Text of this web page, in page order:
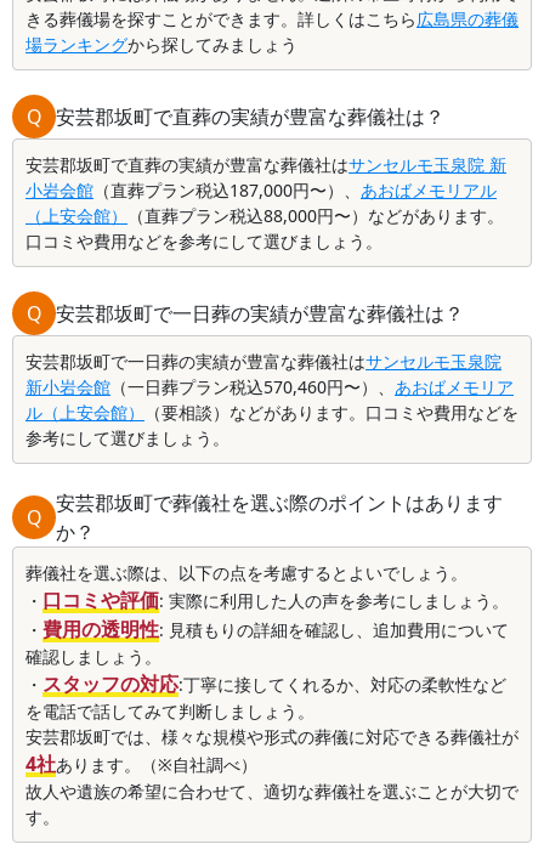
きる葬儀場を探すことができます。詳しくはこちら広島県の葬儀
場ランキングから探してみましょう
Q 安芸郡坂町で直葬の実績が豊富な葬儀社は？
安芸郡坂町で直葬の実績が豊富な葬儀社はサンセルモ玉泉院 新
小岩会館 （直葬プラン税込187,000円〜）、 あおばメモリアル
（上安会館）
（直葬プラン税込88,000円〜）などがあります。
口コミや費用などを参考にして選びましょう。
Q 安芸郡坂町で一日葬の実績が豊富な葬儀社は？
安芸郡坂町で一日葬の実績が豊富な葬儀社はサンセルモ玉泉院
新小岩会館 （一日葬プラン税込570,460円〜）、 あおばメモリア
ル（上安会館）
（要相談）などがあります。口コミや費用などを
参考にして選びましょう。
Q
安芸郡坂町で葬儀社を選ぶ際のポイントはあります
か？
葬儀社を選ぶ際は、以下の点を考慮するとよいでしょう。
・ 口コミや評価: 実際に利用した人の声を参考にしましょう。
・ 費用の透明性: 見積もりの詳細を確認し、追加費用について
確認しましょう。
・ スタッフの対応:丁寧に接してくれるか、対応の柔軟性など
を電話で話してみて判断しましょう。
安芸郡坂町では、様々な規模や形式の葬儀に対応できる葬儀社が
4社あります。（※自社調べ）
故人や遺族の希望に合わせて、適切な葬儀社を選ぶことが大切で
す。